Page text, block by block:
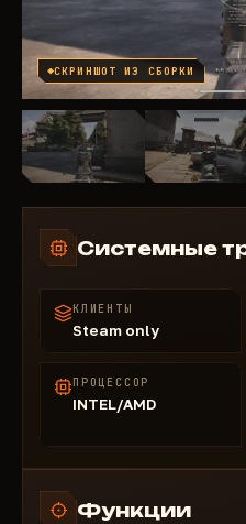
СКРИНШОТ ИЗ СБОРКИ
Системные
КЛИЕНТЫ
Steam only
ПРОЦЕССОР
INTEL/AMD
Функции